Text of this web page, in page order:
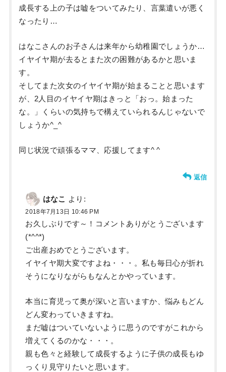
成長する上の子は嘘をついてみたり、言葉遣いが悪く
なったり…
はなこさんのお子さんは来年から幼稚園でしょうか…
イヤイヤ期が去るとまた次の困難があるかと思いま
す。
そしてまた次女のイヤイヤ期が始まることと思います
が、2人目のイヤイヤ期はきっと「おっ。始まった
な。」くらいの気持ちで構えていられるんじゃないで
しょうか^_^
同じ状況で頑張るママ、応援してます^ ^
返信
はなこ より:
2018年7月13日 10:46 PM
お久しぶりです～！コメントありがとうございます
(*^^*)
ご出産おめでとうございます。
イヤイヤ期大変ですよね・・・。私も毎日心が折れ
そうになりながらもなんとかやっています。
本当に育児って奥が深いと言いますか、悩みもどん
どん変わっていきますね。
まだ嘘はついていないように思うのですがこれから
増えてくるのかな・・・。
親も色々と経験して成長するように子供の成長もゆ
っくり見守りたいと思います。